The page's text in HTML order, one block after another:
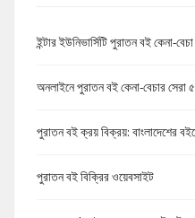
ইন্টার ইউনিভার্সিটি পুরাতন বই কেনা-
অনলাইনে পুরাতন বই কেনা-বেচার সেরা
পুরাতন বই ক্রয় বিক্রয়: বাংলাদেশের
পুরাতন বই বিক্রির ওয়েবসাইট